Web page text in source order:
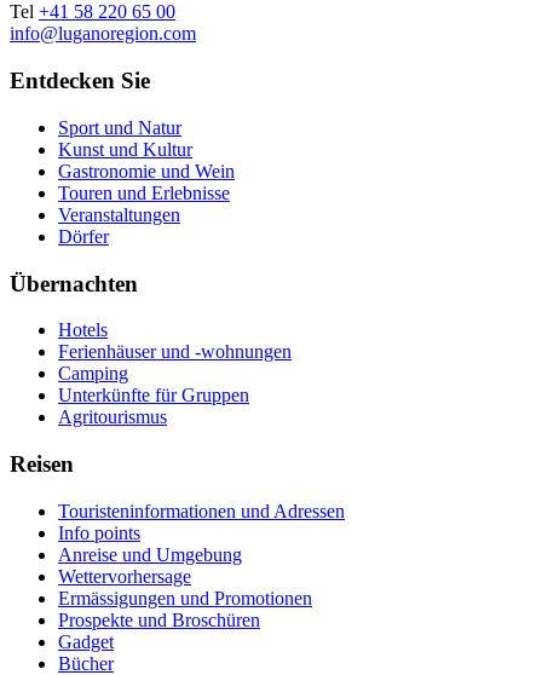
Tel +41 58 220 65 00
info@luganoregion.com
Entdecken Sie
Sport und Natur
Kunst und Kultur
Gastronomie und Wein
Touren und Erlebnisse
Veranstaltungen
Dörfer
Übernachten
Hotels
Ferienhäuser und -wohnungen
Camping
Unterkünfte für Gruppen
Agritourismus
Reisen
Touristeninformationen und Adressen
Info points
Anreise und Umgebung
Wettervorhersage
Ermässigungen und Promotionen
Prospekte und Broschüren
Gadget
Bücher